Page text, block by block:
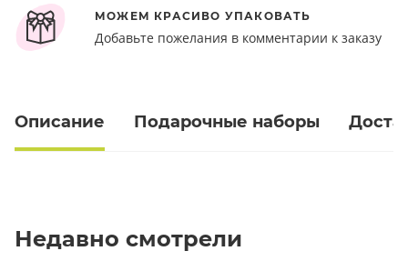
МОЖЕМ КРАСИВО УПАКОВАТЬ
Добавьте пожелания в комментарии к заказу
Описание Подарочные наборы
Недавно смотрели